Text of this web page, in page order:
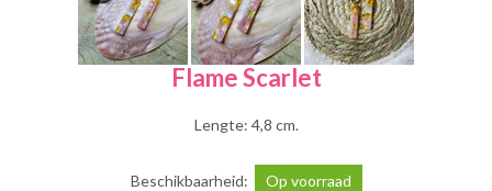
Flame Scarlet
Lengte: 4,8 cm.
Beschikbaarheid: Op voorraad